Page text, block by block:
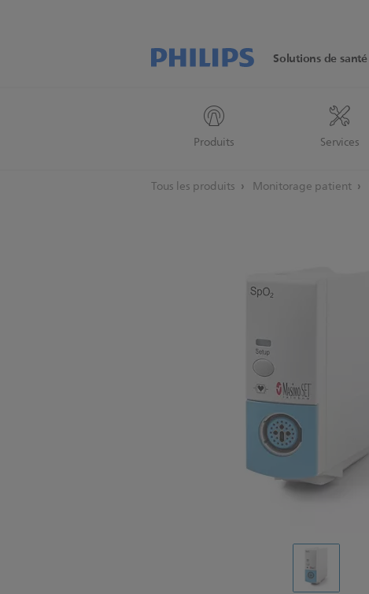
Solutions de santé
Produits Services
Tous les produits Monitorage patient